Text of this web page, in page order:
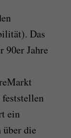
Das
90er Jahre
ein
die